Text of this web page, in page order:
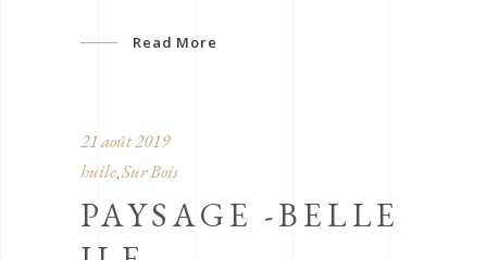
Read More
21 août 2019
huile Sur Bois
PAYSAGE -BELLE